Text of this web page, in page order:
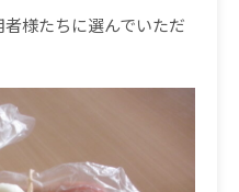
様たちに選んでいただ